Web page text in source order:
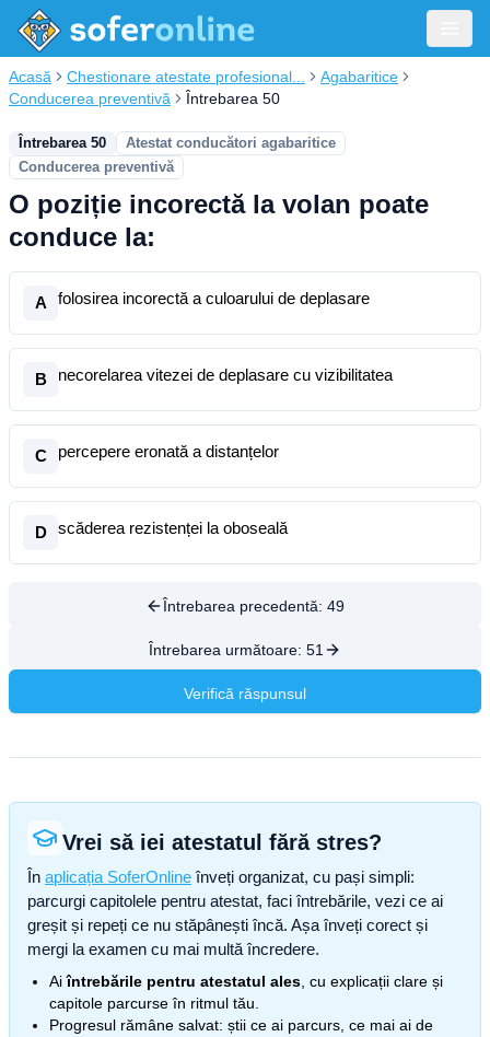
Acasă Chestionare atestate profesional...
Agabaritice
Conducerea preventivă
Întrebarea 50
Întrebarea 50
Atestat conducători agabaritice
Conducerea preventivă
O poziție incorectă la volan poate
conduce la:
A folosirea incorectă a culoarului de deplasare
B necorelarea vitezei de deplasare cu vizibilitatea
C percepere eronată a distanțelor
D scăderea rezistenței la oboseală
Întrebarea precedentă: 49
Întrebarea următoare: 51
Verifică răspunsul
Vrei să iei atestatul fără stres?
În aplicația SoferOnline înveți organizat, cu pași simpli:
parcurgi capitolele pentru atestat, faci întrebările, vezi ce ai
greșit și repeți ce nu stăpânești încă. Așa înveți corect și
mergi la examen cu mai multă încredere.
Aiîntrebările pentru atestatul ales , cu explicații clare și
capitole parcurse în ritmul tău.
Progresul rămâne salvat: știi ce ai parcurs, ce mai ai de